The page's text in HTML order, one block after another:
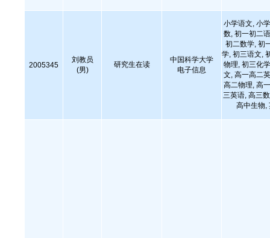
2005345
刘教员
(男)
研究生在读
中国科学大学
电子信息
小学语文, 小
数, 初一初二
初二数学, 初
学, 初三语文,
物理, 初三化
文, 高一高二
高二物理, 高
三英语, 高三
高中生物,